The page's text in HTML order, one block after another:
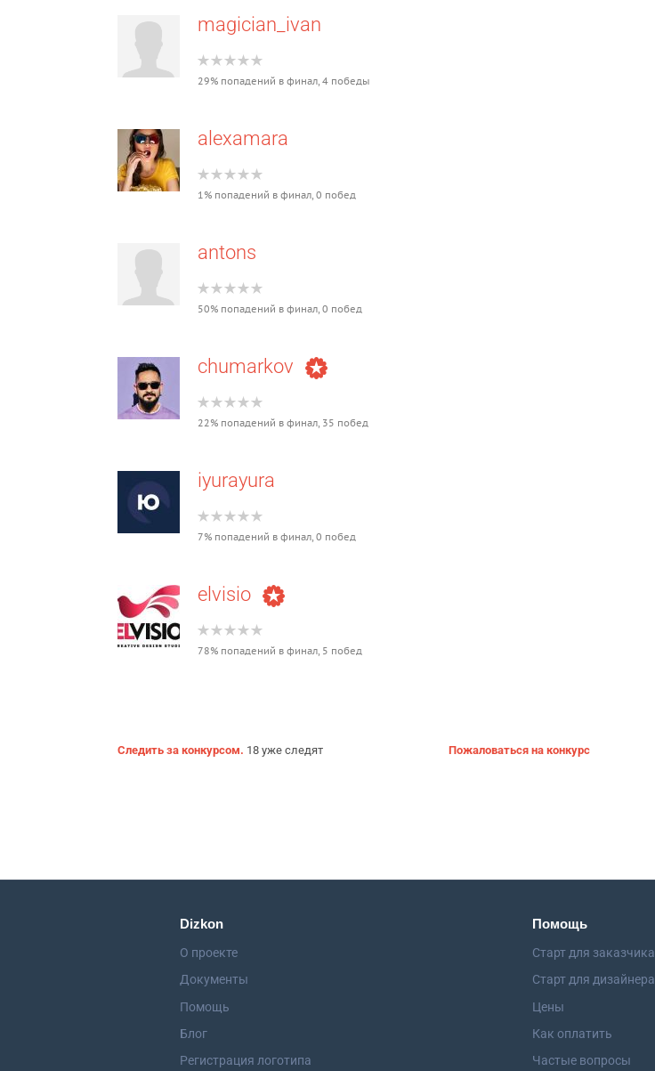
magician_ivan
29% попадений в финал, 4 победы
alexamara
1% попадений в финал, 0 побед
antons
50% попадений в финал, 0 побед
chumarkov
22% попадений в финал, 35 побед
iyurayura
7% попадений в финал, 0 побед
elvisio
78% попадений в финал, 5 побед
Следить за конкурсом. 18 уже следят Пожаловаться на конкурс
Dizkon
О проекте
Документы
Помощь
Блог
Регистрация логотипа
Помощь
Старт для заказчика
Старт для дизайнера
Цены
Как оплатить
Частые вопросы